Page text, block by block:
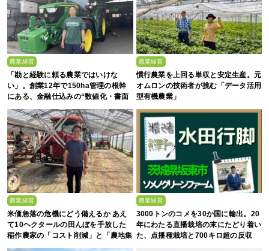
農業経営
「勘と経験に頼る農業ではいけな
い」。創業12年で150ha管理の根幹
にある、金融仕込みの“数値化・書面
化”と省力化への貪欲さ
農業経営
慣行農業を上回る単収と安定生産。元
オムロンの技術者が挑む「データ活用
型有機農業」
農業経営
米価急落の危機にどう備えるか あえ
て10ヘクタールの田んぼを手放した
稲作農家の「コスト削減」と「農地集
約」
農業経営
3000トンのコメを30か国に輸出。20
年にわたる直播栽培の末にたどり着い
た、点播種栽培と700キロ超の反収